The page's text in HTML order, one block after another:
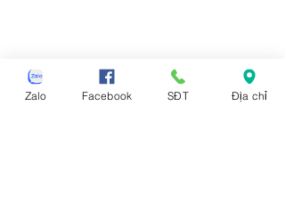
Zalo Facebook SĐT Địa chỉ